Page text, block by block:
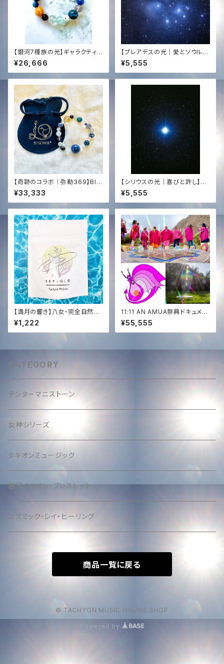
【銀河7種族の光】ギャラクティッ
ク・セブン覚醒ブレスレット｜ス
ロベニア最新チェンバー ＋ 聖
なる光の調律
¥26,666
【プレアデスの光｜愛とソウルメ
イト】COBRA直伝・遠隔レイヒ
ーリング（15分）＋432Hzタキオ
ン音源プレゼント｜心の癒やし・
g Heart (Remote 15min) +
432Hz Tachyon Music Gift
¥5,555
【奇跡のコラボ｜弥勒369】BIS
OWA監修×タキオン化✨コズミ
ック・ブレスレット（一点物）石の
声を聞く選定｜チンターマニ埋
¥33,333
【シリウスの光｜喜びと許し】C
OBRA直伝・遠隔レイヒーリング
（15分）＋432Hzタキオン音源
プレゼント｜カルマ解消・幸福✨
arma Erasure (Remote 15m
in) + 432Hz Tachyon Musi
c Gift
¥5,555
【満月の響き】八女・完全自然栽
培 焙じ茶 (徳柴茶園)｜Tachy
on Sound Infused by KENT
A HAYASHI
¥1,222
11:11 AN AMUA祭典ドキュメン
タリー映像+白龍スペシャルライ
ブ+ANで生まれる新曲CD✨at
ペルー by ソララ✨CD of The
White Dragon Live & New
Song at 11:11 AN AMUA✨&
¥55,555
CATEGORY
チンターマニストーン
女神シリーズ
タキオンミュージック
銀河タキオン・ブレスレット
コズミック・レイ・ヒーリング
商品一覧に戻る
© TACHYON MUSIC ONLINE SHOP
Powered by